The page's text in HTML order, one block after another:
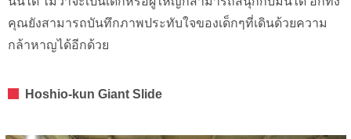
คุณยังสามารถบันทึกภาพประทับใจของเด็กๆที่เดินด้วยความ
กล้าหาญได้อีกด้วย
Hoshio-kun Giant Slide